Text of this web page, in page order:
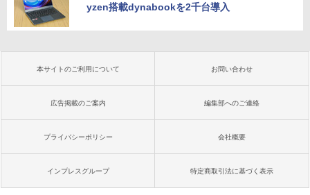
yzen搭載dynabookを2千台導入
本サイトのご利用について お問い合わせ
広告掲載のご案内 編集部へのご連絡
プライバシーポリシー 会社概要
インプレスグループ 特定商取引法に基づく表示